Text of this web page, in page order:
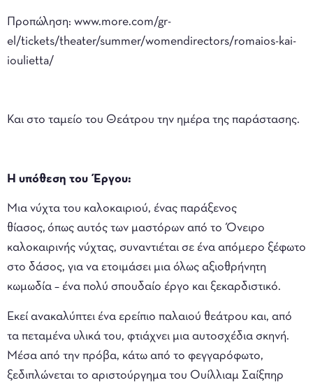
Προπώληση: www.more.com/gr-
el/tickets/theater/summer/womendirectors/romaios-kai-
ioulietta/
Και στο ταμείο του Θεάτρου την ημέρα της παράστασης.
Η υπόθεση του Έργου:
Μια νύχτα του καλοκαιριού, ένας παράξενος
θίασος, όπως αυτός των μαστόρων από το Όνειρο
καλοκαιρινής νύχτας, συναντιέται σε ένα απόμερο ξέφωτο
στο δάσος, για να ετοιμάσει μια όλως αξιοθρήνητη
κωμωδία – ένα πολύ σπουδαίο έργο και ξεκαρδιστικό.
Εκεί ανακαλύπτει ένα ερείπιο παλαιού θεάτρου και, από
τα πεταμένα υλικά του, φτιάχνει μια αυτοσχέδια σκηνή.
Μέσα από την πρόβα, κάτω από το φεγγαρόφωτο,
ξεδιπλώνεται το αριστούργημα του Ουίλλιαμ Σαίξπηρ